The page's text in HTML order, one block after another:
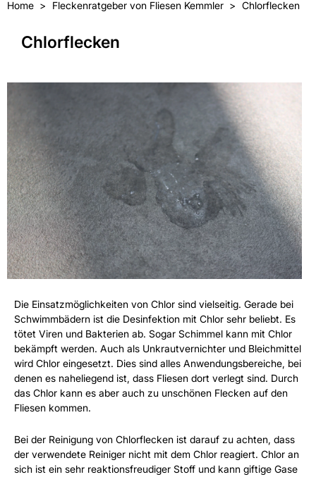
Home Fleckenratgeber von Fliesen Kemmler Chlorflecken
Chlorflecken
Die Einsatzmöglichkeiten von Chlor sind vielseitig. Gerade bei
Schwimmbädern ist die Desinfektion mit Chlor sehr beliebt. Es
tötet Viren und Bakterien ab. Sogar Schimmel kann mit Chlor
bekämpft werden. Auch als Unkrautvernichter und Bleichmittel
wird Chlor eingesetzt. Dies sind alles Anwendungsbereiche, bei
denen es naheliegend ist, dass Fliesen dort verlegt sind. Durch
das Chlor kann es aber auch zu unschönen Flecken auf den
Fliesen kommen.
Bei der Reinigung von Chlorflecken ist darauf zu achten, dass
der verwendete Reiniger nicht mit dem Chlor reagiert. Chlor an
sich ist ein sehr reaktionsfreudiger Stoff und kann giftige Gase